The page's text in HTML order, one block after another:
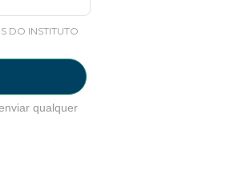
DO INSTITUTO
qualquer